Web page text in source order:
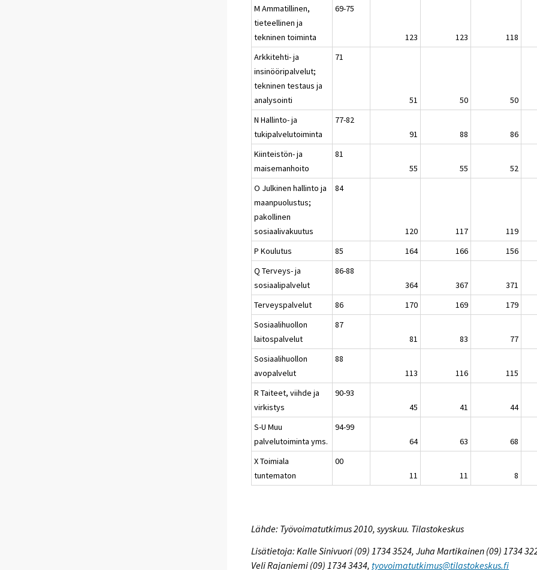
M Ammatillinen,
tieteellinen ja
tekninen toiminta
69-75
123 123 118
Arkkitehti- ja
insinööripalvelut;
tekninen testaus ja
analysointi
71
51 50 50
N Hallinto- ja
tukipalvelutoiminta
77-82
91
88 86
Kiinteistön- ja
maisemanhoito
81
55
55 52
O Julkinen hallinto ja
maanpuolustus;
pakollinen
sosiaalivakuutus
84
120 117 119
P Koulutus
85 164 166 156
Q Terveys- ja
sosiaalipalvelut
86-88
364
367 371
Terveyspalvelut
86 170 169 179
Sosiaalihuollon
laitospalvelut
87
81
83 77
Sosiaalihuollon
avopalvelut
88
113
116 115
R Taiteet, viihde ja
virkistys
90-93
45
41 44
S-U Muu
palvelutoiminta yms.
94-99
64
63 68
X Toimiala
tuntematon
00
11
11 8
Lähde: Työvoimatutkimus 2010, syyskuu. Tilastokeskus
Lisätietoja: Kalle Sinivuori (09) 1734 3524, Juha Martikainen (09) 1734
Veli Rajaniemi (09) 1734 3434, tyovoimatutkimus@tilastokeskus.fi